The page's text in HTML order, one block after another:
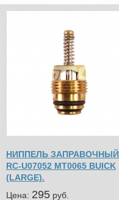
НИППЕЛЬ ЗАПРАВОЧНЫЙ
RC-U07052 MT0065 BUICK
(LARGE).
Цена: 295 pуб.